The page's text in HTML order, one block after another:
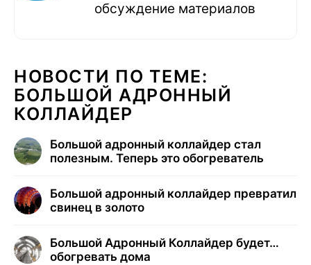
обсуждение материалов
НОВОСТИ ПО ТЕМЕ:
БОЛЬШОЙ АДРОННЫЙ
КОЛЛАЙДЕР
Большой адронный коллайдер стал
полезным. Теперь это обогреватель
Большой адронный коллайдер превратил
свинец в золото
Большой Адронный Коллайдер будет…
обогревать дома